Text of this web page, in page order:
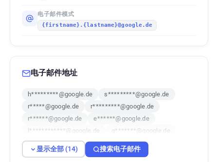
电子邮件模式
{firstname}.{lastname}@google.de
电子邮件地址
h*********@google.de
s*********@google.de
r*****@google.de
r*********@google.de
r******@google.de
e******@google.de
l************@google.de
g*******@google.de
i*******@google.de
d***********@google.de
y*****@google.de
f*******@google.de
显示全部 (14) 搜索电子邮件